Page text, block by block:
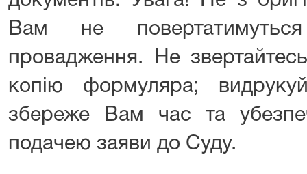
Вам не
провадження. Не
копію формуляра;
збереже Вам час та
подачею заяви до Суду.